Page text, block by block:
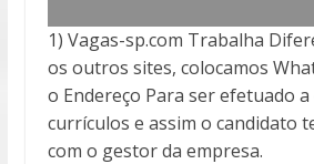
1) Vagas-sp.com Trabalha
os outros sites, colocamos
o Endereço Para ser efetuado
currículos e assim o candidato
com o gestor da empresa.